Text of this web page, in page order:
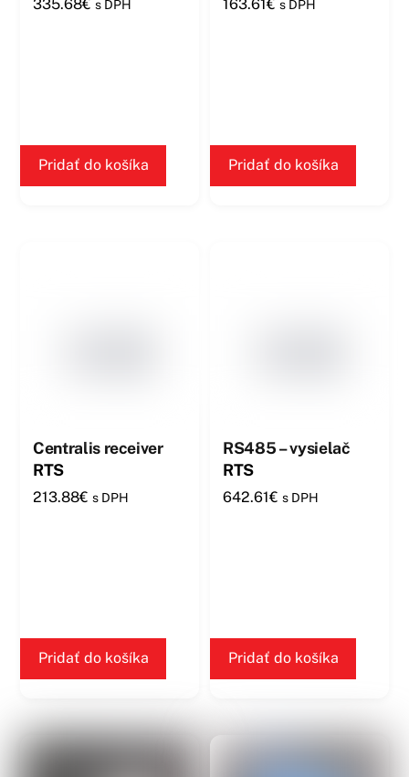
335.68€ s DPH
Pridať do košíka
163.61€ s DPH
Pridať do košíka
Centralis receiver
RTS
213.88€ s DPH
Pridať do košíka
RS485 – vysielač
RTS
642.61€ s DPH
Pridať do košíka